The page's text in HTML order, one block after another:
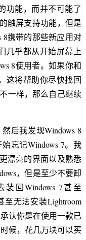
功能，而并不可能了
触屏支持功能，但是
8携带的那些新应用对
几乎都从开始屏幕上
8使用者。如果你和
这将帮助你尽快找回
一样，那么自己继续
后我发现Windows 8
忘记Windows 7。我
漂亮的界面以及熟悉
，但是至少不要卸
回Windows 7甚至
至无法安装Lightroom
认你是在使用一款已
候，花几万块可以买